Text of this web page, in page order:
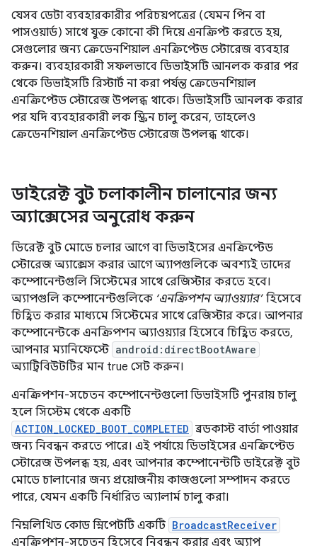
যেসব ডেটা ব্যবহারকারীর পরিচয়পত্রের (যেমন পিন বা
পাসওয়ার্ড) সাথে যুক্ত কোনো কী দিয়ে এনক্রিপ্ট করতে হয়,
সেগুলোর জন্য ক্রেডেনশিয়াল এনক্রিপ্টেড স্টোরেজ ব্যবহার
করুন। ব্যবহারকারী সফলভাবে ডিভাইসটি আনলক করার পর
থেকে ডিভাইসটি রিস্টার্ট না করা পর্যন্ত ক্রেডেনশিয়াল
এনক্রিপ্টেড স্টোরেজ উপলব্ধ থাকে। ডিভাইসটি আনলক করার
পর যদি ব্যবহারকারী লক স্ক্রিন চালু করেন, তাহলেও
ক্রেডেনশিয়াল এনক্রিপ্টেড স্টোরেজ উপলব্ধ থাকে।
ডাইরেক্ট বুট চলাকালীন চালানোর জন্য
অ্যাক্সেসের অনুরোধ করুন
ডিরেক্ট বুট মোডে চলার আগে বা ডিভাইসের এনক্রিপ্টেড
স্টোরেজ অ্যাক্সেস করার আগে অ্যাপগুলিকে অবশ্যই তাদের
কম্পোনেন্টগুলি সিস্টেমের সাথে রেজিস্টার করতে হবে।
অ্যাপগুলি কম্পোনেন্টগুলিকে ‘এনক্রিপশন অ্যাওয়্যার’ হিসেবে
চিহ্নিত করার মাধ্যমে সিস্টেমের সাথে রেজিস্টার করে। আপনার
কম্পোনেন্টকে এনক্রিপশন অ্যাওয়্যার হিসেবে চিহ্নিত করতে,
আপনার ম্যানিফেস্টে android:directBootAware
অ্যাট্রিবিউটটির মান true সেট করুন।
এনক্রিপশন-সচেতন কম্পোনেন্টগুলো ডিভাইসটি পুনরায় চালু
হলে সিস্টেম থেকে একটি
ACTION_LOCKED_BOOT_COMPLETED ব্রডকাস্ট বার্তা পাওয়ার
জন্য নিবন্ধন করতে পারে। এই পর্যায়ে ডিভাইসের এনক্রিপ্টেড
স্টোরেজ উপলব্ধ হয়, এবং আপনার কম্পোনেন্টটি ডাইরেক্ট বুট
মোডে চালানোর জন্য প্রয়োজনীয় কাজগুলো সম্পাদন করতে
পারে, যেমন একটি নির্ধারিত অ্যালার্ম চালু করা।
নিম্নলিখিত কোড স্নিপেটটি একটি BroadcastReceiver
এনক্রিপশন-সচেতন হিসেবে নিবন্ধন করার এবং অ্যাপ